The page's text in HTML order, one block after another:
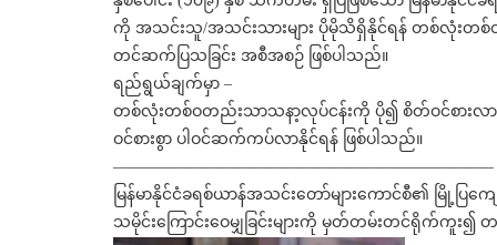
ကို အသင်းသူ/အသင်းသားများ ပိုမိုသိရှိနိုင်ရန် တစ်လုံးတစ်ဝ
တင်ဆက်ပြသခြင်း အစီအစဉ် ဖြစ်ပါသည်။
ရည်ရွယ်ချက်မှာ –
တစ်လုံးတစ်ဝတည်းသာသနာ့လုပ်ငန်းကို ပို၍ စိတ်ဝင်စားလ
ဝင်စားစွာ ပါဝင်ဆက်ကပ်လာနိုင်ရန် ဖြစ်ပါသည်။
————————————————————————–
မြန်မာနိုင်ငံခရစ်ယာန်အသင်းတော်များကောင်စီ၏ မြို့ပ
သမိုင်းကြောင်းဝေမျှခြင်းများကို မှတ်တမ်းတင်ရိုက်ကူ